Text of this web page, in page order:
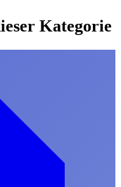
Kategorie